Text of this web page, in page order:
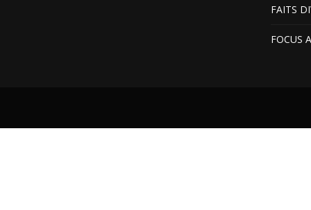
FAITS
FOCUS